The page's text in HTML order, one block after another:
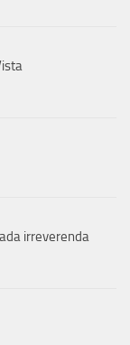
irreverenda